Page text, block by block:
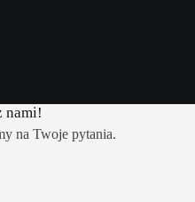
nami!
na Twoje pytania.